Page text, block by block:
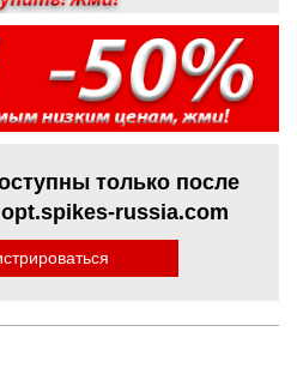
только после
russia.com